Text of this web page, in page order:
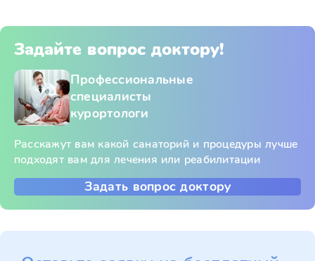
Задайте вопрос доктору!
Профессиональные
специалисты
курортологи
Расскажут вам какой санаторий и процедуры лучше
подходят вам для лечения или реабилитации
Задать вопрос доктору